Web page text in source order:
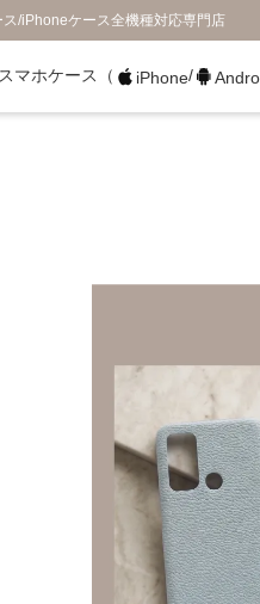
/iPhoneケース全機種対応専門店
スマホケース（ iPhone/